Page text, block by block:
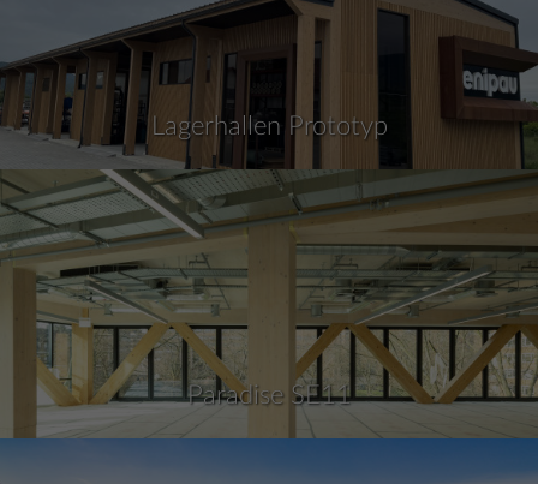
Lagerhallen Prototyp
Paradise SE11